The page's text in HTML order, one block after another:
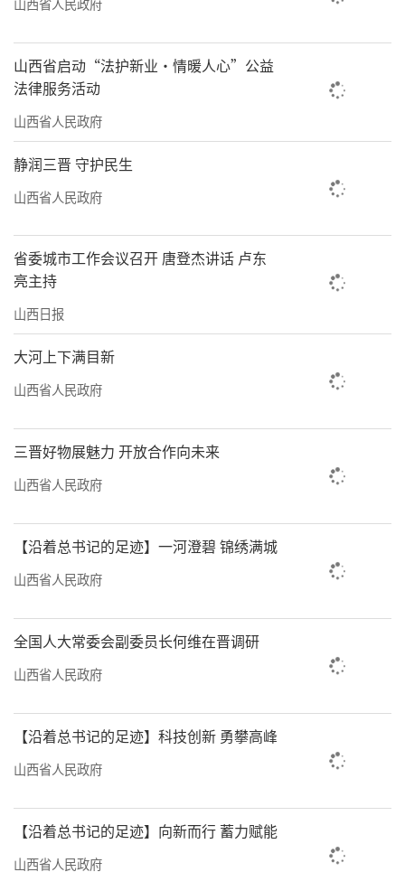
冒雨开展特巡，排查用电隐患。师文慧摄
汾阳市市场监督管理局老干部党支部组织老干
部志愿者前往石盘山开展春季义务植树主题党
原平市组织党建办工作人员入户走访。山西日
党的基层组织是党的执政之基，是贯彻落
实党的路线、方针、政策的“最后一公里”，
也是党组织直接联系服务群众的“最后一公
山西省启动“法护新业·情暖人心”公益
法律服务活动
山西省人民政府
静润三晋 守护民生
山西省人民政府
省委城市工作会议召开 唐登杰讲话 卢东
亮主持
山西日报
大河上下满目新
山西省人民政府
三晋好物展魅力 开放合作向未来
山西省人民政府
【沿着总书记的足迹】一河澄碧 锦绣满城
山西省人民政府
全国人大常委会副委员长何维在晋调研
山西省人民政府
【沿着总书记的足迹】科技创新 勇攀高峰
山西省人民政府
【沿着总书记的足迹】向新而行 蓄力赋能
山西省人民政府